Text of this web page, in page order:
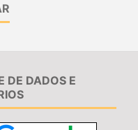
DE DADOS E